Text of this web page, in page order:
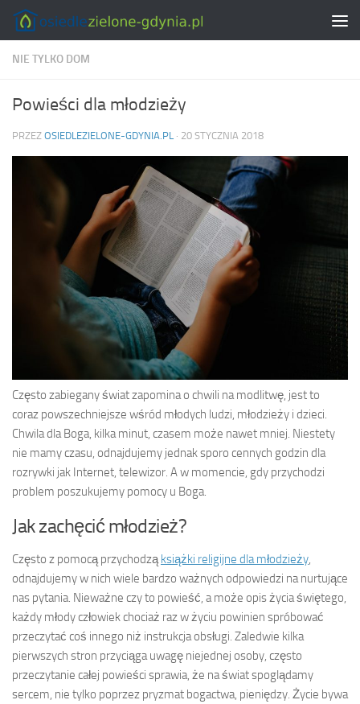
Skip to content
NIE TYLKO DOM
Powieści dla młodzieży
PRZEZ OSIEDLEZIELONE-GDYNIA.PL · 20 STYCZNIA 2018
Często zabiegany świat zapomina o chwili na modlitwę, jest to
coraz powszechniejsze wśród młodych ludzi, młodzieży i dzieci.
Chwila dla Boga, kilka minut, czasem może nawet mniej. Niestety
nie mamy czasu, odnajdujemy jednak sporo cennych godzin dla
rozrywki jak Internet, telewizor. A w momencie, gdy przychodzi
problem poszukujemy pomocy u Boga.
Jak zachęcić młodzież?
Często z pomocą przychodząksiążki religijne dla młodzieży,
odnajdujemy w nich wiele bardzo ważnych odpowiedzi na nurtujące
nas pytania. Nieważne czy to powieść, a może opis życia świętego,
każdy młody człowiek chociaż raz w życiu powinien spróbować
przeczytać coś innego niż instrukcja obsługi. Zaledwie kilka
pierwszych stron przyciąga uwagę niejednej osoby, często
przeczytanie całej powieści sprawia, że na świat spoglądamy
sercem, nie tylko poprzez pryzmat bogactwa, pieniędzy. Życie bywa